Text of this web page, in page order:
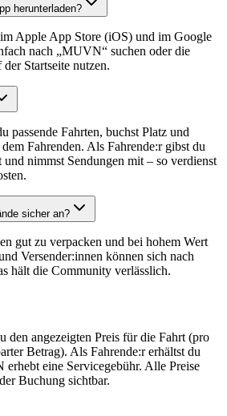
herunterladen?
Apple App Store (iOS) und im Google
nach „MUVN“ suchen oder die
Startseite nutzen.
passende Fahrten, buchst Platz und
Fahrenden. Als Fahrende:r gibst du
und nimmst Sendungen mit – so verdienst
sicher an?
gut zu verpacken und bei hohem Wert
Versender:innen können sich nach
hält die Community verlässlich.
den angezeigten Preis für die Fahrt (pro
Betrag). Als Fahrende:r erhältst du
eine Servicegebühr. Alle Preise
Buchung sichtbar.